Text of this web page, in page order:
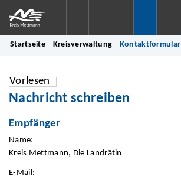
Startseite Kreisverwaltung Kontaktformular
Vorlesen
Nachricht schreiben
Empfänger
Name:
Kreis Mettmann, Die Landrätin
E-Mail: